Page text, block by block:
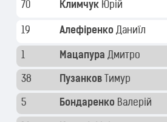
70 Климчук Юрій
19 Алефіренко Даниїл
1 Мацапура Дмитро
38 Пузанков Тимур
5 Бондаренко Валерій